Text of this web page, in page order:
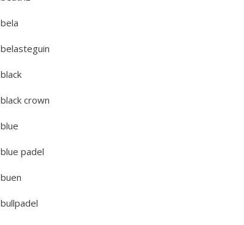
bela
belasteguin
black
black crown
blue
blue padel
buen
bullpadel